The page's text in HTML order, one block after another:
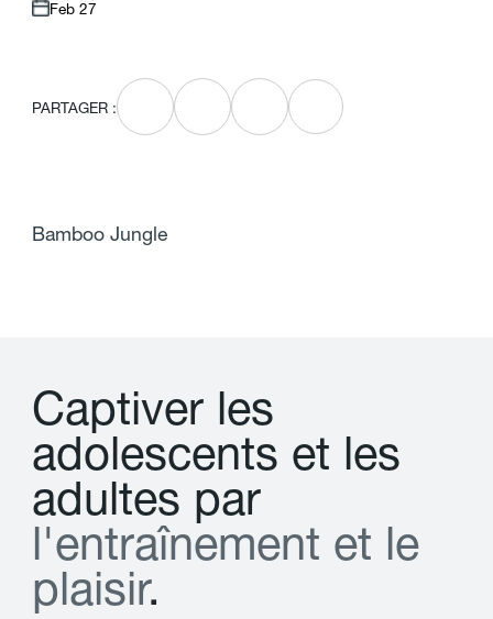
Feb 27
PARTAGER :
Bamboo Jungle
Captiver les
adolescents et les
adultes par
l'entraînement et le
plaisir.